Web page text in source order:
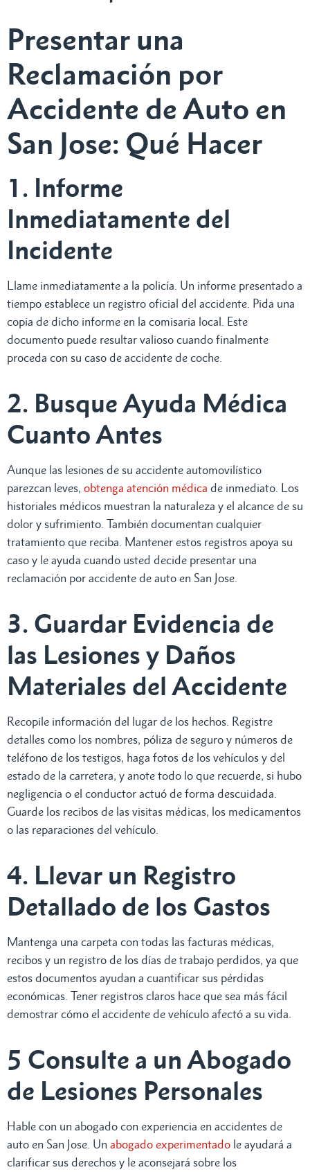
Presentar una
Reclamación por
Accidente de Auto en
San Jose: Qué Hacer
1. Informe
Inmediatamente del
Incidente
Llame inmediatamente a la policía. Un informe presentado a
tiempo establece un registro oficial del accidente. Pida una
copia de dicho informe en la comisaria local. Este
documento puede resultar valioso cuando finalmente
proceda con su caso de accidente de coche.
2. Busque Ayuda Médica
Cuanto Antes
Aunque las lesiones de su accidente automovilístico
parezcan leves, obtenga atención médica de inmediato. Los
historiales médicos muestran la naturaleza y el alcance de su
dolor y sufrimiento. También documentan cualquier
tratamiento que reciba. Mantener estos registros apoya su
caso y le ayuda cuando usted decide presentar una
reclamación por accidente de auto en San Jose.
3. Guardar Evidencia de
las Lesiones y Daños
Materiales del Accidente
Recopile información del lugar de los hechos. Registre
detalles como los nombres, póliza de seguro y números de
teléfono de los testigos, haga fotos de los vehículos y del
estado de la carretera, y anote todo lo que recuerde, si hubo
negligencia o el conductor actuó de forma descuidada.
Guarde los recibos de las visitas médicas, los medicamentos
o las reparaciones del vehículo.
4. Llevar un Registro
Detallado de los Gastos
Mantenga una carpeta con todas las facturas médicas,
recibos y un registro de los días de trabajo perdidos, ya que
estos documentos ayudan a cuantificar sus pérdidas
económicas. Tener registros claros hace que sea más fácil
demostrar cómo el accidente de vehículo afectó a su vida.
5 Consulte a un Abogado
de Lesiones Personales
Hable con un abogado con experiencia en accidentes de
auto en San Jose. Un abogado experimentado le ayudará a
clarificar sus derechos y le aconsejará sobre los